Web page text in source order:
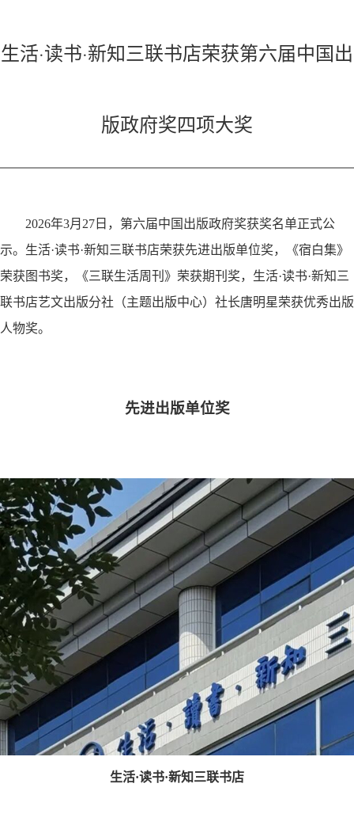
生活·读书·新知三联书店荣获第六届中国出
版政府奖四项大奖
2026年3月 27 日，第六届中国出版政府奖获奖名单正式公
示。生活·读书·新知三联书店荣获先进出版单位奖，《宿白集》
荣获图书奖，《三联生活周刊》荣获期刊奖，生活·读书·新知三
联书店艺文出版分社（主题出版中心）社长唐明星荣获优秀出版
人物奖。
先进出版单位奖
生活·读书·新知三联书店